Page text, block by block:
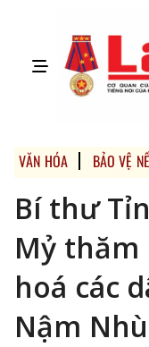
VĂN HÓA BẢO VỆ
Bí thư
Mỷ thăm
hoá các
Nậm